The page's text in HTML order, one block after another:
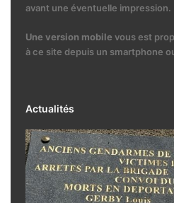
avant une éventuelle impression.
Une version mobile vous est
à ce site depuis un smartphone
Actualités